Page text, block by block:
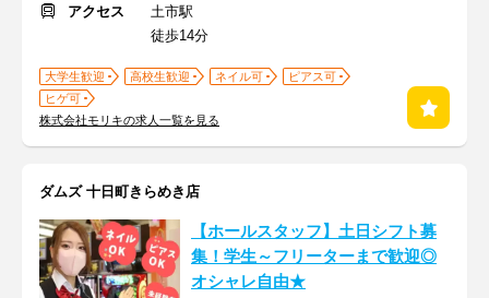
アクセス
土市駅
徒歩14分
大学生歓迎 高校生歓迎 ネイル可
ピアス可
ヒゲ可
株式会社モリキの求人一覧を見る
ダムズ 十日町きらめき店
【ホールスタッフ】土日シフト募
集！学生～フリーターまで歓迎◎
オシャレ自由★